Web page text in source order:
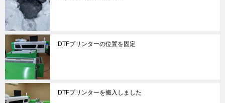
DTFプリンターの位置を固定
DTFプリンターを搬入しました